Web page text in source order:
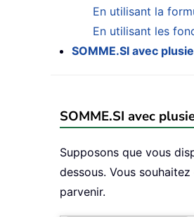
En utilisant la
En utilisant les
SOMME.SI avec
SOMME.SI avec
Supposons que vous
dessous. Vous
parvenir.